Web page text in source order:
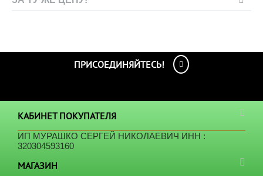
ПРИСОЕДИНЯЙТЕСЬ!
КАБИНЕТ ПОКУПАТЕЛЯ
ИП МУРАШКО СЕРГЕЙ НИКОЛАЕВИЧ ИНН :
320304593160
МАГАЗИН